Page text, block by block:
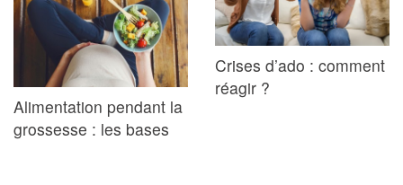
Alimentation pendant la
grossesse : les bases
Crises d’ado : comment
réagir ?